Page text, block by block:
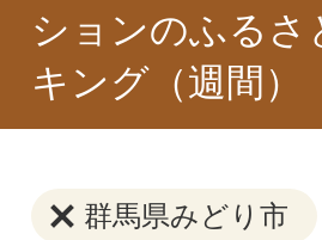
ションのふるさ
キング（週間）
群馬県みどり市